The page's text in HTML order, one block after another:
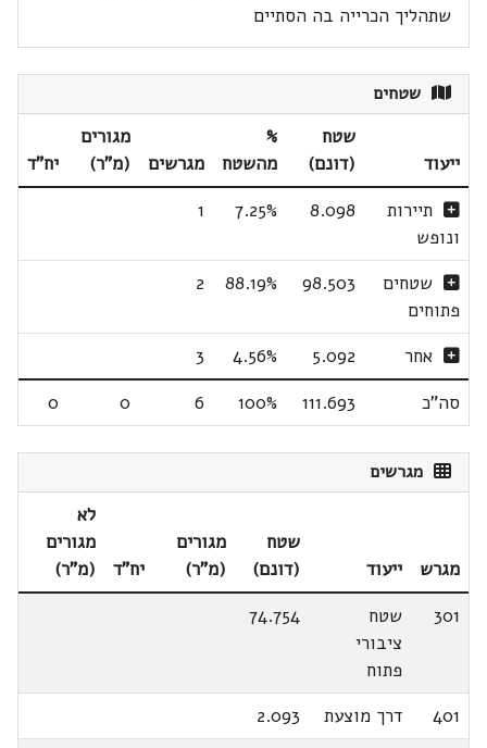
שתהליך הכרייה בה הסתיים
שטחים
ייעוד
שטח
(דונם)
%
מהשטח
מגרשים
מגורים
(מ"ר)
יח"ד
תיירות
ונופש
8.098
7.25%
1
שטחים
פתוחים
98.503
88.19%
2
אחר 5.092
4.56%
3
סה"כ
111.693
100%
6
0
0
מגרשים
מגרש ייעוד
שטח
(דונם)
מגורים
(מ"ר)
יח"ד
לא
מגורים
(מ"ר)
301
שטח
ציבורי
פתוח
74.754
401 דרך מוצעת 2.093